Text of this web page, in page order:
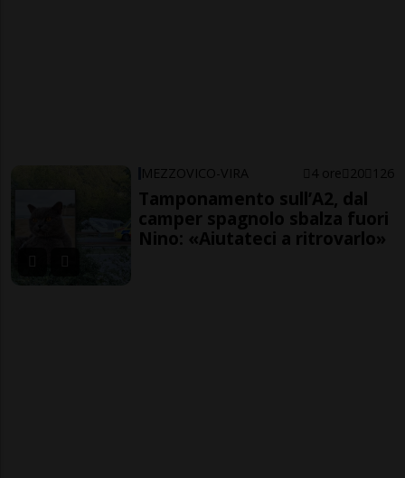
MEZZOVICO-VIRA 4 ore 20 126
Tamponamento sull’A2, dal
camper spagnolo sbalza fuori
Nino: «Aiutateci a ritrovarlo»